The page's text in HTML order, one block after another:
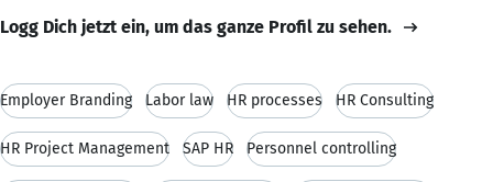
Logg Dich jetzt ein, um das ganze Profil zu sehen.
Employer Branding Labor law HR processes HR Consulting
HR Project Management SAP HR Personnel controlling